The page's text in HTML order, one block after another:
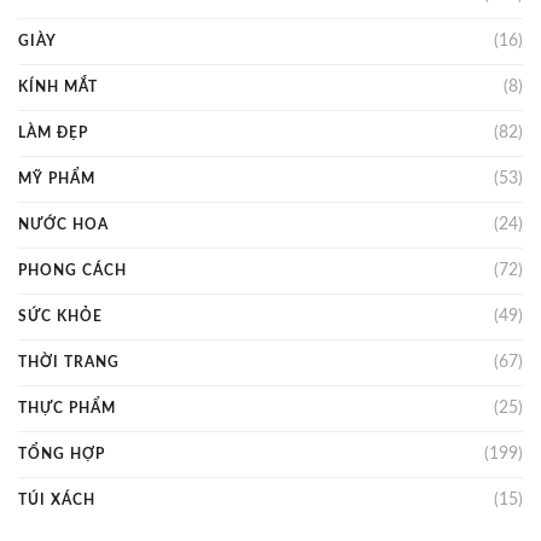
GIÀY (16)
KÍNH MẮT (8)
LÀM ĐẸP (82)
MỸ PHẨM (53)
NƯỚC HOA (24)
PHONG CÁCH (72)
SỨC KHỎE (49)
THỜI TRANG (67)
THỰC PHẨM (25)
TỔNG HỢP (199)
TÚI XÁCH (15)